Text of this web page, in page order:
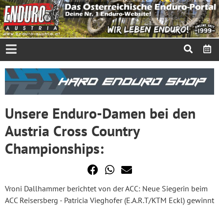
Unsere Enduro-Damen bei den
Austria Cross Country
Championships:
Vroni Dallhammer berichtet von der ACC: Neue Siegerin beim
ACC Reisersberg - Patricia Vieghofer (E.A.R.T/KTM Eckl) gewinnt